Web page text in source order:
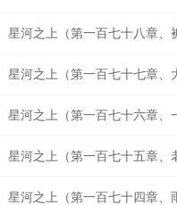
星河之上（第一百七十八章、
星河之上（第一百七十七章、
星河之上（第一百七十六章、
星河之上（第一百七十五章
星河之上（第一百七十四章、